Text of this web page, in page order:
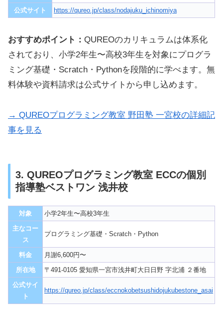
公式サイト
https://qureo.jp/class/nodajuku_ichinomiya
おすすめポイント： QUREOのカリキュラムは体系化
されており、小学2年生〜高校3年生を対象にプログラ
ミング基礎・Scratch・Pythonを段階的に学べます。無
料体験や資料請求は公式サイトから申し込めます。
→ QUREOプログラミング教室 野田塾 一宮校の詳細記
事を見る
3. QUREOプログラミング教室 ECCの個別
指導塾ベストワン 浅井校
対象
小学2年生〜高校3年生
主なコー
ス
プログラミング基礎・Scratch・Python
料金
月謝6,600円〜
所在地
〒491-0105 愛知県一宮市浅井町大日日野 字北浦 ２番地
公式サイ
ト
https://qureo.jp/class/eccnokobetsushidojukubestone_asai